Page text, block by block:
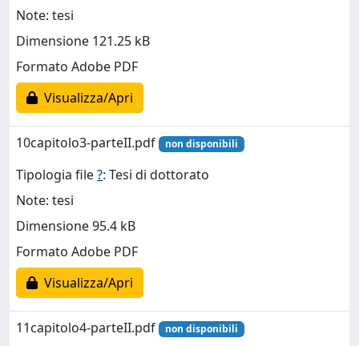
Note: tesi
Dimensione 121.25 kB
Formato Adobe PDF
Visualizza/Apri
10capitolo3-parteII.pdf non disponibili
Tipologia file?: Tesi di dottorato
Note: tesi
Dimensione 95.4 kB
Formato Adobe PDF
Visualizza/Apri
11capitolo4-parteII.pdf non disponibili